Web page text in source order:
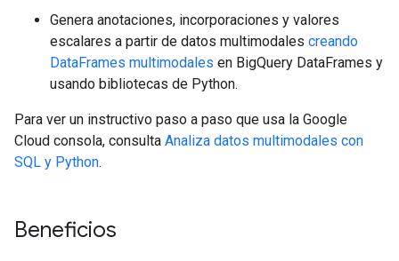
Genera anotaciones, incorporaciones y valores
escalares a partir de datos multimodales creando
DataFrames multimodales en BigQuery DataFrames y
usando bibliotecas de Python.
Para ver un instructivo paso a paso que usa la Google
Cloud consola, consulta Analiza datos multimodales con
SQL y Python.
Beneficios